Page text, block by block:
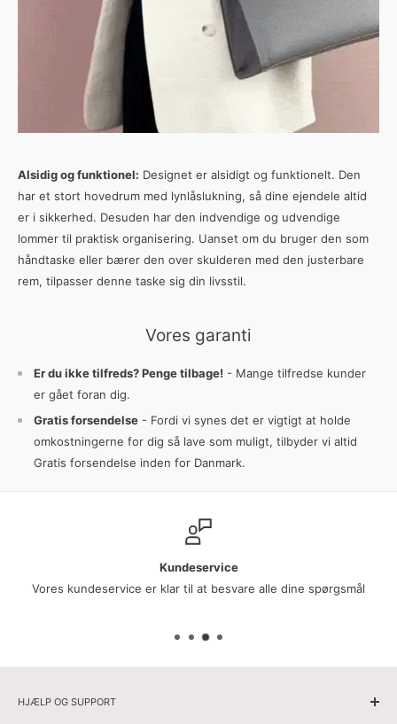
Alsidig og funktionel: Designet er alsidigt og funktionelt. Den
har et stort hovedrum med lynlåslukning, så dine ejendele altid
er i sikkerhed. Desuden har den indvendige og udvendige
lommer til praktisk organisering. Uanset om du bruger den som
håndtaske eller bærer den over skulderen med den justerbare
rem, tilpasser denne taske sig din livsstil.
Vores garanti
Er du ikke tilfreds? Penge tilbage! - Mange tilfredse kunder
er gået foran dig.
Gratis forsendelse - Fordi vi synes det er vigtigt at holde
omkostningerne for dig så lave som muligt, tilbyder vi altid
Gratis forsendelse inden for Danmark.
Kundetilfredshed
Vores kunder har givet os en vurdering på 9.3/10 baseret på mere end
HJÆLP OG SUPPORT